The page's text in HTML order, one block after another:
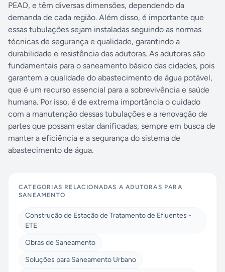
PEAD, e têm diversas dimensões, dependendo da
demanda de cada região. Além disso, é importante que
essas tubulações sejam instaladas seguindo as normas
técnicas de segurança e qualidade, garantindo a
durabilidade e resistência das adutoras. As adutoras são
fundamentais para o saneamento básico das cidades, pois
garantem a qualidade do abastecimento de água potável,
que é um recurso essencial para a sobrevivência e saúde
humana. Por isso, é de extrema importância o cuidado
com a manutenção dessas tubulações e a renovação de
partes que possam estar danificadas, sempre em busca de
manter a eficiência e a segurança do sistema de
abastecimento de água.
CATEGORIAS RELACIONADAS AADUTORAS PARA
SANEAMENTO
Construção de Estação de Tratamento de Efluentes -
ETE
Obras de Saneamento
Soluções para Saneamento Urbano